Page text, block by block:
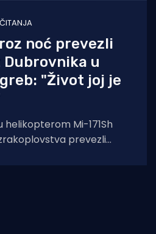
noć prevezli
u
"Život joj je
helikopterom Mi-171Sh
prevezli